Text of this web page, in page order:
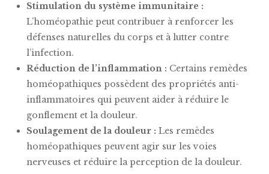
Stimulation du système immunitaire :
L’homéopathie peut contribuer à renforcer les
défenses naturelles du corps et à lutter contre
l’infection.
Réduction de l’inflammation : Certains remèdes
homéopathiques possèdent des propriétés anti-
inflammatoires qui peuvent aider à réduire le
gonflement et la douleur.
Soulagement de la douleur : Les remèdes
homéopathiques peuvent agir sur les voies
nerveuses et réduire la perception de la douleur.